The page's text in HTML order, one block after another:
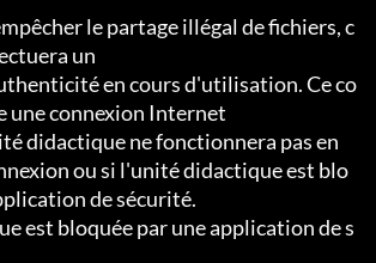
le partage illégal de fichiers, c
un
en cours d'utilisation. Ce co
une connexion Internet
didactique ne fonctionnera pas en
ou si l'unité didactique est blo
de sécurité.
est bloquée par une application de s